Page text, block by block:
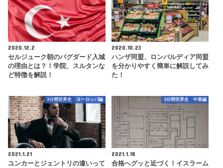
2020.12.2
セルジューク朝のバグダード入城
の理由とは？！学院、スルタンな
ど特徴を解説！
2020.10.23
ハンザ同盟、ロンバルディア同盟
を分かりやすく簡単に解説してみ
た！
3分間世界史 ヨーロッパ編
2021.1.21
ユンカーとジェントリの違いって
3分間世界史 中東編
2021.1.18
合格へグッと近づく！イスラーム